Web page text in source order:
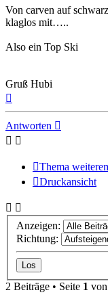
Von carven auf
klaglos mit…..
Also ein Top Ski
Gruß Hubi
Antworten
Thema
Druckansicht
Anzeigen:
Richtung:
2 Beiträge • Seite 1 von